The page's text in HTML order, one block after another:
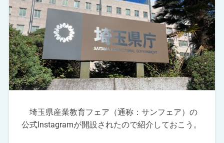
埼玉県産業教育フェア（通称：サンフェア）の
公式Instagramが開設されたので紹介しておこう。